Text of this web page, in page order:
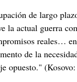
de largo
la actual guerra
reales…
de la
opuesto."